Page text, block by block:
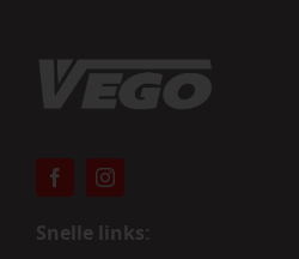
Snelle links: